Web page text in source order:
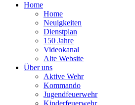
Home
Home
Neuigkeiten
Dienstplan
150 Jahre
Videokanal
Alte Website
Über uns
Aktive Wehr
Kommando
Jugendfeuerwehr
Kinderfeuerwehr